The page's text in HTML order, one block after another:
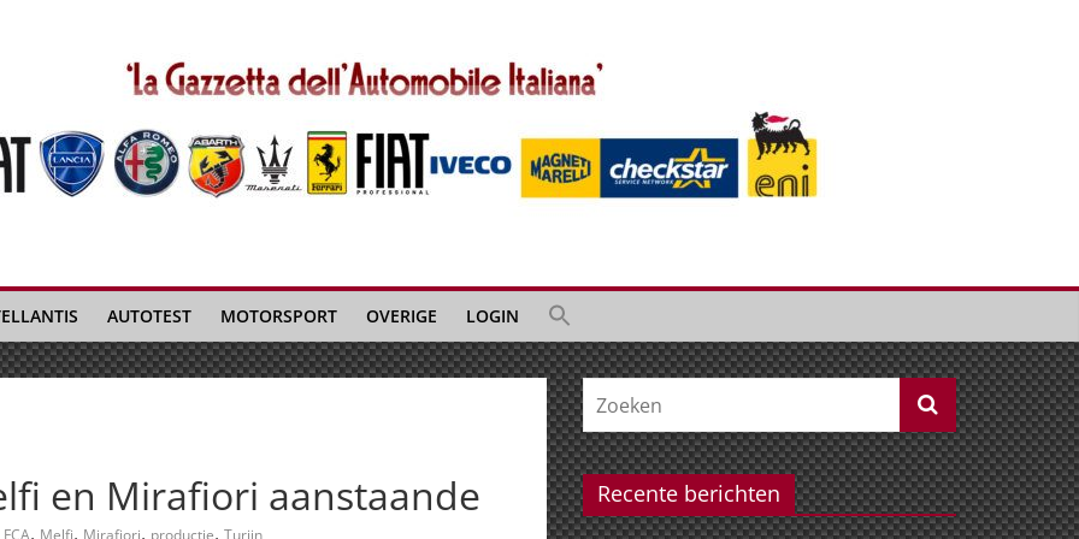
AUTOTEST MOTORSPORT OVERIGE LOGIN
en Mirafiori aanstaande
FCA, Melfi, Mirafiori, productie, Turijn
Recente berichten